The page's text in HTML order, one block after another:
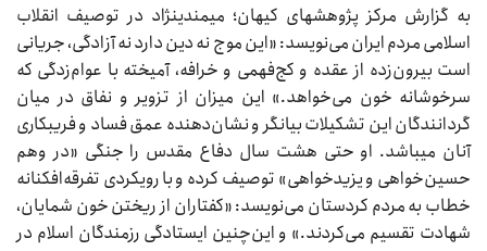
به گزارش مرکز پژوهش‏های کیهان؛ میمندی‏نژاد در توصیف انقلاب
اسلامی مردم ایران می‌نویسد: «این موج نه دین دارد نه آزادگی، جریانی
است بیرون‌زده از عقده و کج‌فهمی و خرافه، آمیخته با عوام‌زدگی که
سرخوشانه خون می‌خواهد.» این میزان از تزویر و نفاق در میان
گردانندگان این تشکیلات بیانگر و نشان‌دهنده عمق فساد و فریبکاری
آنان می‏باشد. او حتی هشت سال دفاع مقدس را جنگی «در وهم
حسین‌خواهی و یزید‌خواهی» توصیف کرده و با رویکردی تفرقه‌افکنانه
خطاب به مردم کردستان می‌نویسد: «کفتاران از ریختن خون شمایان،
شهادت تقسیم می‌کردند.» و این‌چنین ایستادگی رزمندگان اسلام در